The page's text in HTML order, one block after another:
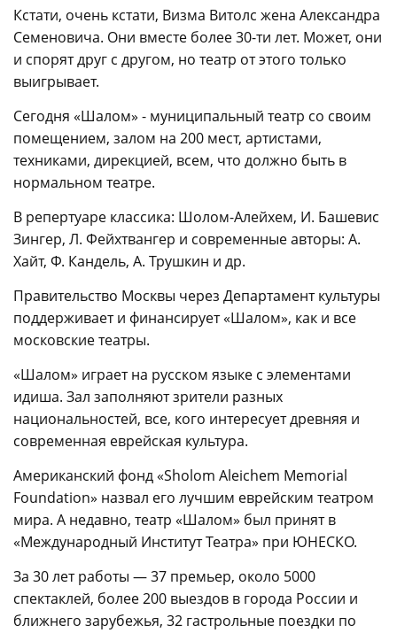
Кстати, очень кстати, Визма Витолс жена Александра
Семеновича. Они вместе более 30-ти лет. Может, они
и спорят друг с другом, но театр от этого только
выигрывает.
Сегодня «Шалом» - муниципальный театр со своим
помещением, залом на 200 мест, артистами,
техниками, дирекцией, всем, что должно быть в
нормальном театре.
В репертуаре классика: Шолом-Алейхем, И. Башевис
Зингер, Л. Фейхтвангер и современные авторы: А.
Хайт, Ф. Кандель, А. Трушкин и др.
Правительство Москвы через Департамент культуры
поддерживает и финансирует «Шалом», как и все
московские театры.
«Шалом» играет на русском языке с элементами
идиша. Зал заполняют зрители разных
национальностей, все, кого интересует древняя и
современная еврейская культура.
Американский фонд «Sholom Aleichem Memorial
Foundation» назвал его лучшим еврейским театром
мира. А недавно, театр «Шалом» был принят в
«Международный Институт Театра» при ЮНЕСКО.
За 30 лет работы — 37 премьер, около 5000
спектаклей, более 200 выездов в города России и
ближнего зарубежья, 32 гастрольные поездки по